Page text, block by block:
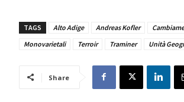
TAGS Alto Adige Andreas Kofler
Monovarietali
Terroir Traminer Unità
Share